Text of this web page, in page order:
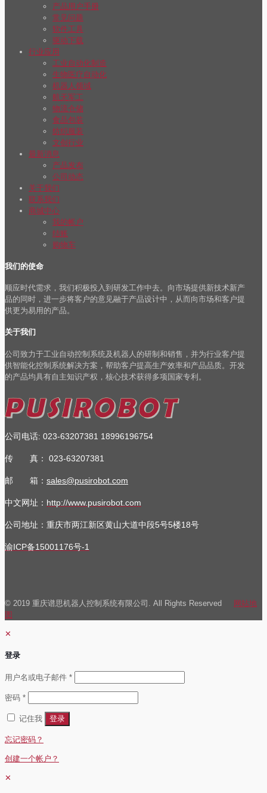
产品用户手册
常见问题
软件工具
驱动下载
行业应用
工业自动化制造
生物医疗自动化
机器人领域
航天军工
物流仓储
食品包装
纺织服装
文创行业
最新消息
产品发布
公司动态
关于我们
联系我们
商城中心
我的帐户
结账
购物车
我们的使命
顺应时代需求，我们积极投入到研发工作中去。向市场提供新技术新产
品的同时，进一步将客户的意见融于产品设计中，从而向市场和客户提
供更为易用的产品。
关于我们
公司致力于工业自动控制系统及机器人的研制和销售，并为行业客户提
供智能化控制系统解决方案，帮助客户提高生产效率和产品品质。开发
的产品均具有自主知识产权，核心技术获得多项国家专利。
公司电话: 023-63207381 18996196754
传 真： 023-63207381
邮 箱： sales@pusirobot.com
中文网址： http://www.pusirobot.com
公司地址 ：重庆市两江新区黄山大道中段5号5楼18号
渝ICP备15001176号-1
© 2019 重庆谱思机器人控制系统有限公司. All Rights Reserved 网站地
图
✕
登录
用户名或电子邮件 *必
密码 *必
记住我
登录
忘记密码？
创建一个帐户？
✕